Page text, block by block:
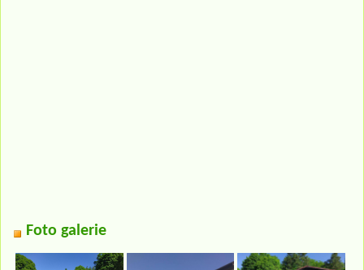
Foto galerie